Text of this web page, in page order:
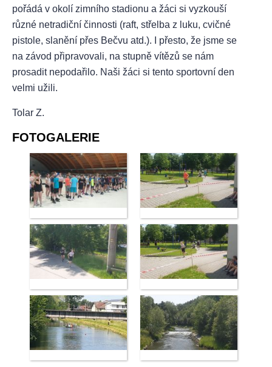
pořádá v okolí zimního stadionu a žáci si vyzkouší
různé netradiční činnosti (raft, střelba z luku, cvičné
pistole, slanění přes Bečvu atd.). I přesto, že jsme se
na závod připravovali, na stupně vítězů se nám
prosadit nepodařilo. Naši žáci si tento sportovní den
velmi užili.
Tolar Z.
FOTOGALERIE